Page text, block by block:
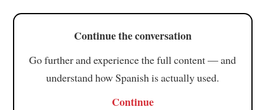
Continue the conversation
Go further and experience the full content — and
understand how Spanish is actually used.
Continue